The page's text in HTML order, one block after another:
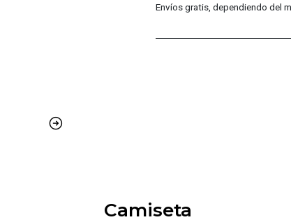
Envíos gratis, dependiendo del
Camiseta